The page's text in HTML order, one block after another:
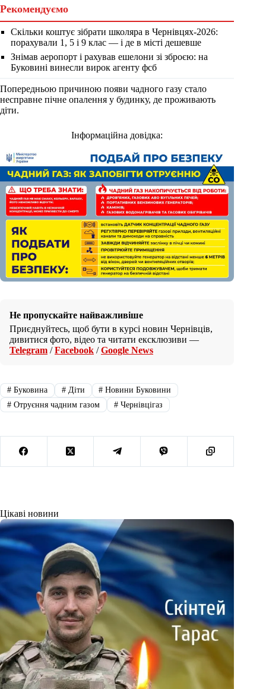
Рекомендуємо
Скільки коштує зібрати школяра в Чернівцях-2026:
порахували 1, 5 і 9 клас — і де в місті дешевше
Знімав аеропорт і рахував ешелони зі зброєю: на
Буковині винесли вирок агенту фсб
Попередньою причиною появи чадного газу стало
несправне пічне опалення у будинку, де проживають
діти.
Інформаційна довідка:
Не пропускайте найважливіше
Приєднуйтесь, щоб бути в курсі новин Чернівців,
дивитися фото, відео та читати ексклюзиви —
Telegram /Facebook /Google News
#Буковина #Діти # Новини Буковини
#Отруєння чадним газом #Чернівцігаз
Цікаві новини